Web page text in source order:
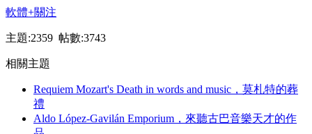
軟體+關注
主題:2359 帖數:3743
相關主題
Requiem Mozart's Death in words and music，莫札特的葬
禮
Aldo López-Gavilán Emporium，來聽古巴音樂天才的作